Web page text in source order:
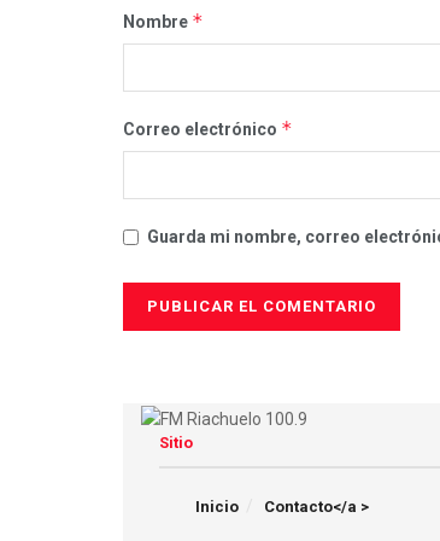
Nombre *
Correo electrónico *
Guarda mi nombre, correo
Sitio
Inicio Contacto</a >